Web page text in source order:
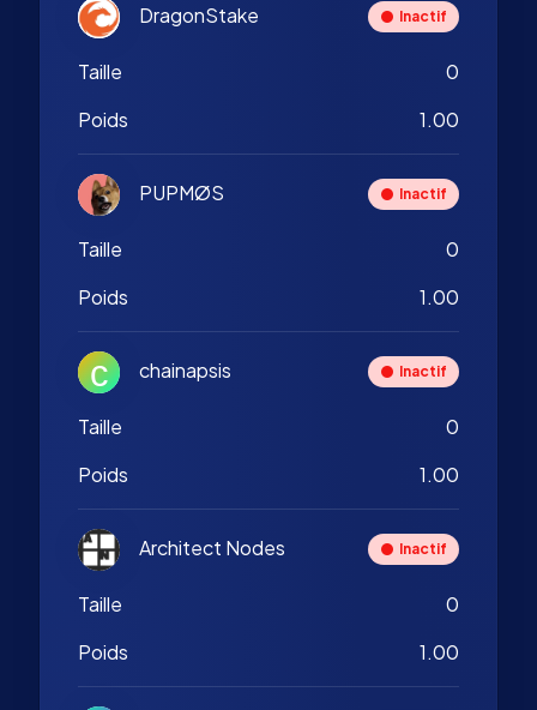
DragonStake Inactif
Taille
0
Poids
1.00
PUPMØS Inactif
Taille
0
Poids
1.00
chainapsis Inactif
Taille
0
Poids
1.00
Architect Nodes Inactif
Taille
0
Poids
1.00